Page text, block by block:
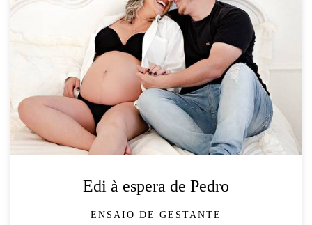
Edi à espera de Pedro
ENSAIO DE GESTANTE